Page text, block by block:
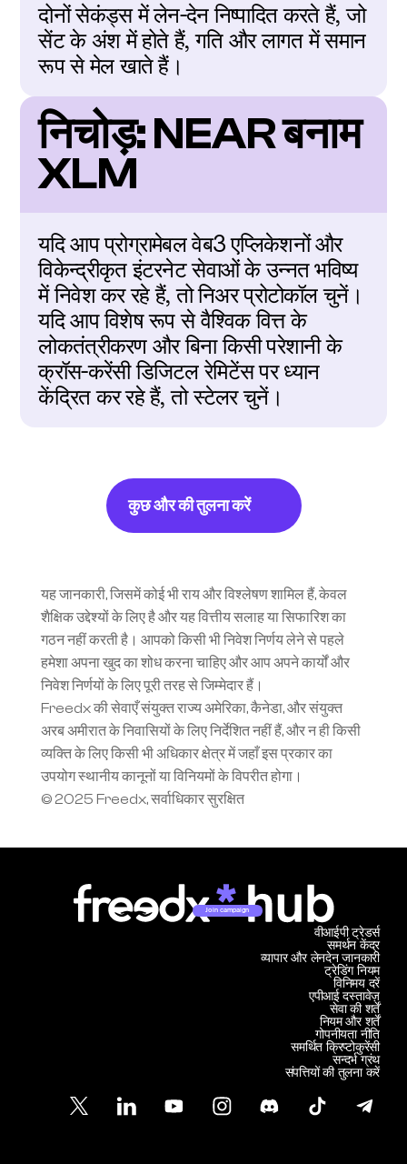
दोनों सेकंड्स में लेन-देन निष्पादित करते हैं, जो
सेंट के अंश में होते हैं, गति और लागत में समान
रूप से मेल खाते हैं।
निचोड़: NEAR बनाम
XLM
यदि आप प्रोग्रामेबल वेब3 एप्लिकेशनों और
विकेन्द्रीकृत इंटरनेट सेवाओं के उन्नत भविष्य
में निवेश कर रहे हैं, तो निअर प्रोटोकॉल चुनें।
यदि आप विशेष रूप से वैश्विक वित्त के
लोकतंत्रीकरण और बिना किसी परेशानी के
क्रॉस-करेंसी डिजिटल रेमिटेंस पर ध्यान
केंद्रित कर रहे हैं, तो स्टेलर चुनें।
कुछ और की तुलना करें
यह जानकारी, जिसमें कोई भी राय और विश्लेषण शामिल हैं, केवल
शैक्षिक उद्देश्यों के लिए है और यह वित्तीय सलाह या सिफारिश का
गठन नहीं करती है। आपको किसी भी निवेश निर्णय लेने से पहले
हमेशा अपना खुद का शोध करना चाहिए और आप अपने कार्यों और
निवेश निर्णयों के लिए पूरी तरह से जिम्मेदार हैं।
Freedx की सेवाएँ संयुक्त राज्य अमेरिका, कैनेडा, और संयुक्त
अरब अमीरात के निवासियों के लिए निर्देशित नहीं हैं, और न ही किसी
व्यक्ति के लिए किसी भी अधिकार क्षेत्र में जहाँ इस प्रकार का
उपयोग स्थानीय कानूनों या विनियमों के विपरीत होगा।
© 2025 Freedx, सर्वाधिकार सुरक्षित
Join campaign
समर्थन केंद्र
व्यापार और लेनदेन जानकारी
वीआईपी ट्रेडर्स
ट्रेडिंग नियम
विनिमय दरें
एपीआई दस्तावेज़
सेवा की शर्तें
नियम और शर्तें
गोपनीयता नीति
समर्थित क्रिप्टोकुरेंसी
सन्दर्भ ग्रंथ
संपत्तियों की तुलना करें